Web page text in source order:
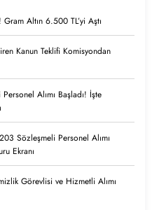
Altın 6.500 TL’yi Aştı
Kanun Teklifi Komisyondan
Alımı Başladı! İşte
Sözleşmeli Personel Alımı
Ekranı
Görevlisi ve Hizmetli Alımı